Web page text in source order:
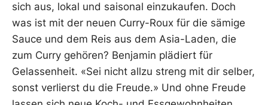
sich aus, lokal und saisonal einzukaufen. Doch
was ist mit der neuen Curry-Roux für die sämige
Sauce und dem Reis aus dem Asia-Laden, die
zum Curry gehören? Benjamin plädiert für
Gelassenheit. «Sei nicht allzu streng mit dir selber,
sonst verlierst du die Freude.» Und ohne Freude